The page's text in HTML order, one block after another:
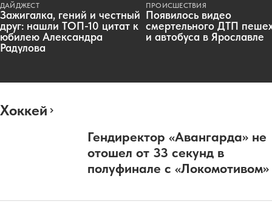
ДАЙДЖЕСТ
Зажигалка, гений и честный
друг: нашли ТОП-10 цитат к
юбилею Александра
Радулова
ПРОИСШЕСТВИЯ
Появилось видео
смертельного ДТП
и автобуса в Ярославле
Хоккей
Гендиректор «Авангарда» не
отошел от 33 секунд в
полуфинале с «Локомотивом»